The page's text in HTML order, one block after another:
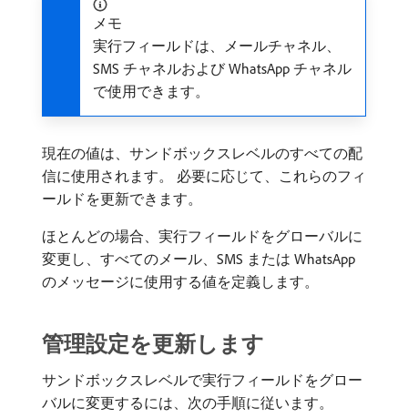
メモ
実行フィールドは、メールチャネル、
SMS チャネルおよび WhatsApp チャネル
で使用できます。
現在の値は、サンドボックスレベルのすべての配
信に使用されます。 必要に応じて、これらのフィ
ールドを更新できます。
ほとんどの場合、実行フィールドをグローバルに
変更し、すべてのメール、SMS または WhatsApp
のメッセージに使用する値を定義します。
管理設定を更新します
サンドボックスレベルで実行フィールドをグロー
バルに変更するには、次の手順に従います。